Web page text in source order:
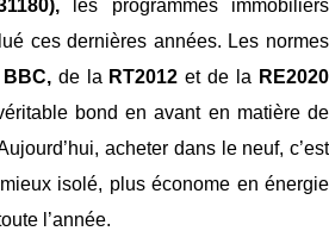
les programmes immobiliers
ces dernières années. Les normes
BBC,de la RT2012 et de la RE2020
bond en avant en matière de
acheter dans le neuf, c’est
isolé, plus économe en énergie
l’année.